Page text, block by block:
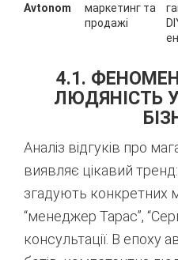
Avtonom
маркетинг та
продажі
4.1. ФЕНОМЕН
ЛЮДЯНІСТЬ
Аналіз відгуків про
виявляє цікавий
згадують конкретних
“менеджер Тарас”,
консультації. В епоху